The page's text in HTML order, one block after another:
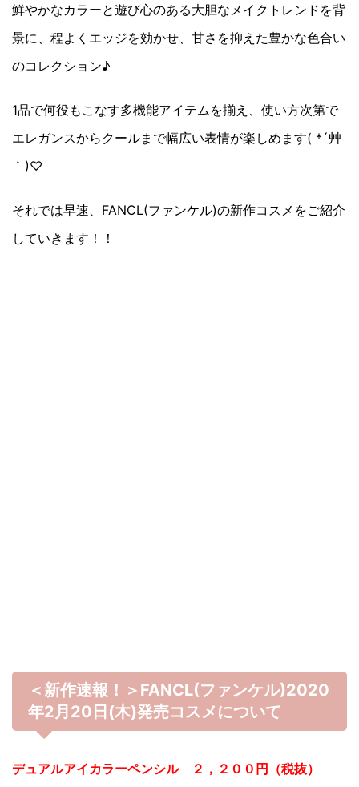
鮮やかなカラーと遊び心のある大胆なメイクトレンドを背
景に、程よくエッジを効かせ、甘さを抑えた豊かな色合い
のコレクション♪
1品で何役もこなす多機能アイテムを揃え、使い方次第で
エレガンスからクールまで幅広い表情が楽しめます( *´艸
｀)♡
それでは早速、FANCL(ファンケル)の新作コスメをご紹介
していきます！！
＜新作速報！＞FANCL(ファンケル)2020
年2月20日(木)発売コスメについて
デュアルアイカラーペンシル ２，２００円（税抜）